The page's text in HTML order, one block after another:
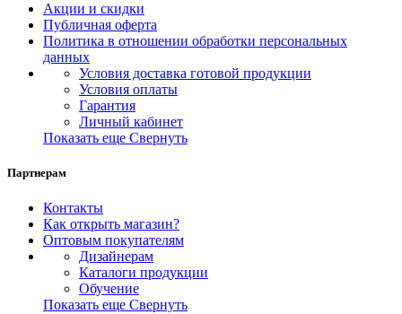
Акции и скидки
Публичная оферта
Политика в отношении обработки персональных
данных
Условия доставка готовой продукции
Условия оплаты
Гарантия
Личный кабинет
Показать еще Свернуть
Партнерам
Контакты
Как открыть магазин?
Оптовым покупателям
Дизайнерам
Каталоги продукции
Обучение
Показать еще Свернуть